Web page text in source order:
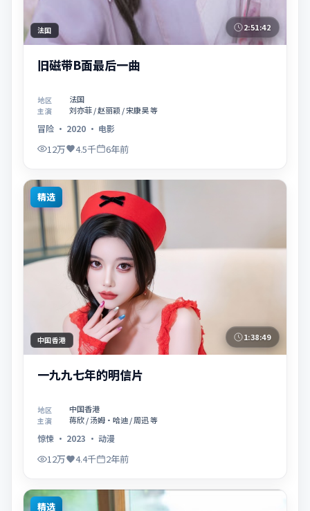
法国 2:51:42
旧磁带B面最后一曲
地区 法国
主演 刘亦菲 / 赵丽颖 / 宋康昊 等
冒险 · 2020 · 电影
12万 4.5千 6年前
精选
中国香港 1:38:49
一九九七年的明信片
地区 中国香港
主演 蒋欣 / 汤姆·哈迪 / 周迅 等
惊悚 · 2023 · 动漫
12万 4.4千 2年前
精选